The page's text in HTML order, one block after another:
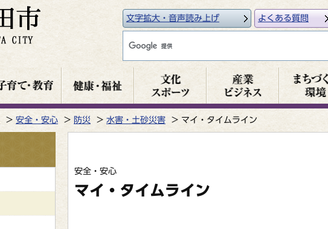
文字拡大・音声読み上げ よくある質問
安全・安心 防災 水害・土砂災害 マイ・タイムライン
安全・安心
マイ・タイムライン